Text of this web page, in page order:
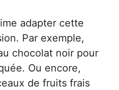
adapter cette
Par exemple,
chocolat noir pour
Ou encore,
de fruits frais